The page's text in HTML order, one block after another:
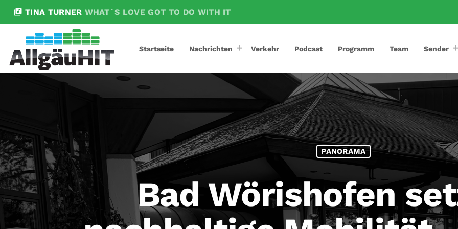
library_music TINA TURNER WHAT´S LOVE GOT TO DO WITH IT
Startseite Nachrichten Verkehr Podcast Programm Team Sender
PANORAMA
Bad Wörishofen